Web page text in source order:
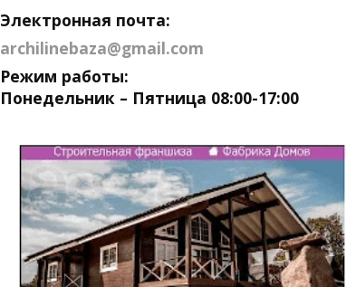
Электронная почта:
archilinebaza@gmail.com
Режим работы:
Понедельник – Пятница 08:00-17:00